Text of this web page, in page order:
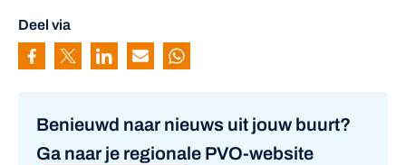
Deel via
Pagina delen via Facebook
Pagina delen via Twitter
Pagina delen via Linkedin
Pagina delen via Mail
Pagina delen via Whatsapp
Benieuwd naar nieuws uit jouw buurt?
Ga naar je regionale PVO-website